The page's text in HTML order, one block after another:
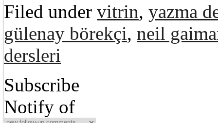
Filed under vitrin, yazma
gülenay börekçi, neil
dersleri
Subscribe
Notify of